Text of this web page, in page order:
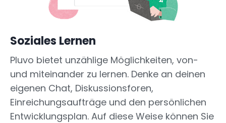
Soziales Lernen
Pluvo bietet unzählige Möglichkeiten, von-
und miteinander zu lernen. Denke an deinen
eigenen Chat, Diskussionsforen,
Einreichungsaufträge und den persönlichen
Entwicklungsplan. Auf diese Weise können Sie